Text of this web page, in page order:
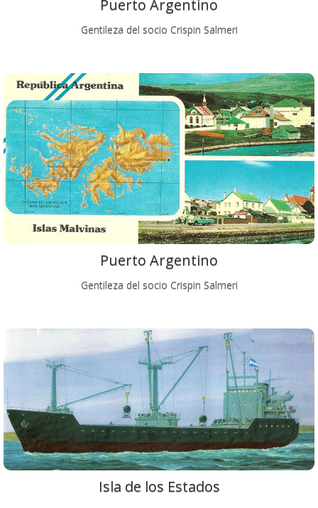
Puerto Argentino
Gentileza del socio Crispin Salmeri
Puerto Argentino
Gentileza del socio Crispin Salmeri
Isla de los Estados